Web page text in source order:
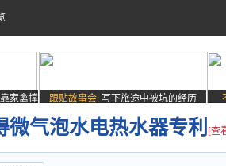
家禽撑
跟贴故事会: 写下旅途中被坑的经历
微气泡水电热水器专利 [查